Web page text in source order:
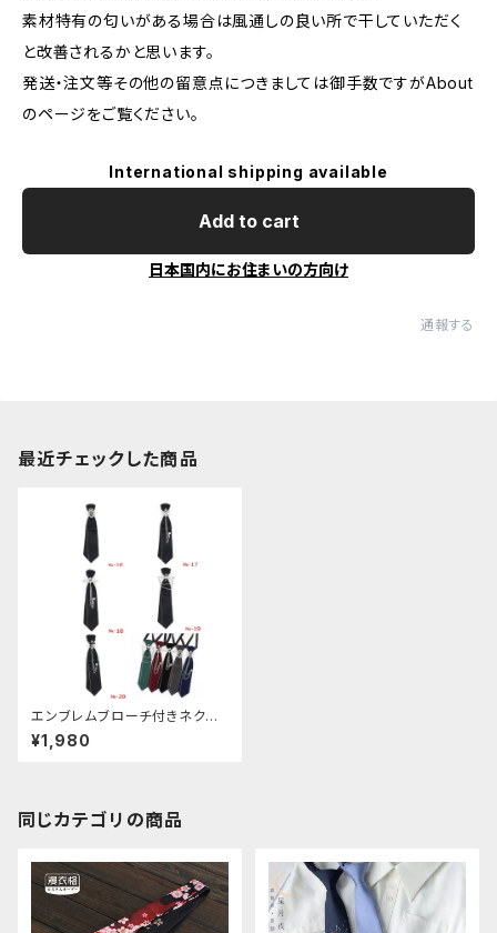
素材特有の匂いがある場合は風通しの良い所で干していただく
と改善されるかと思います。
発送・注文等その他の留意点につきましては御手数ですがAbout
のページをご覧ください。
International shipping available
Add to cart
日本国内にお住まいの方向け
通報する
最近チェックした商品
エンブレムブローチ付きネクタ
イ(ブラック)
¥1,980
同じカテゴリの商品